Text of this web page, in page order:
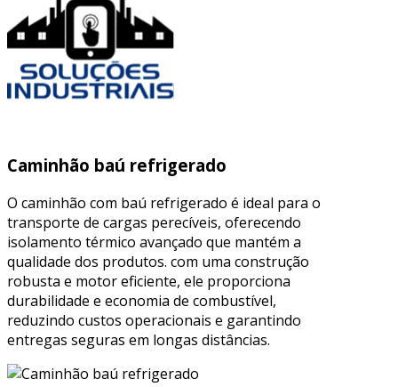
Caminhão baú refrigerado
O caminhão com baú refrigerado é ideal para o
transporte de cargas perecíveis, oferecendo
isolamento térmico avançado que mantém a
qualidade dos produtos. com uma construção
robusta e motor eficiente, ele proporciona
durabilidade e economia de combustível,
reduzindo custos operacionais e garantindo
entregas seguras em longas distâncias.